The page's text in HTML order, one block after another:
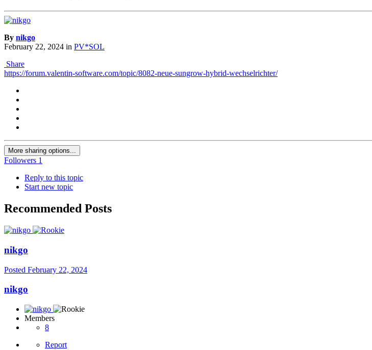
By nikgo
February 22, 2024 in PV*SOL
Share
https://forum.valentin-software.com/topic/8082-neue-sungrow-hybrid-wechselrichter/
More sharing options...
Followers 1
Reply to this topic
Start new topic
Recommended Posts
nikgo
Posted February 22, 2024
nikgo
Members
8
Report